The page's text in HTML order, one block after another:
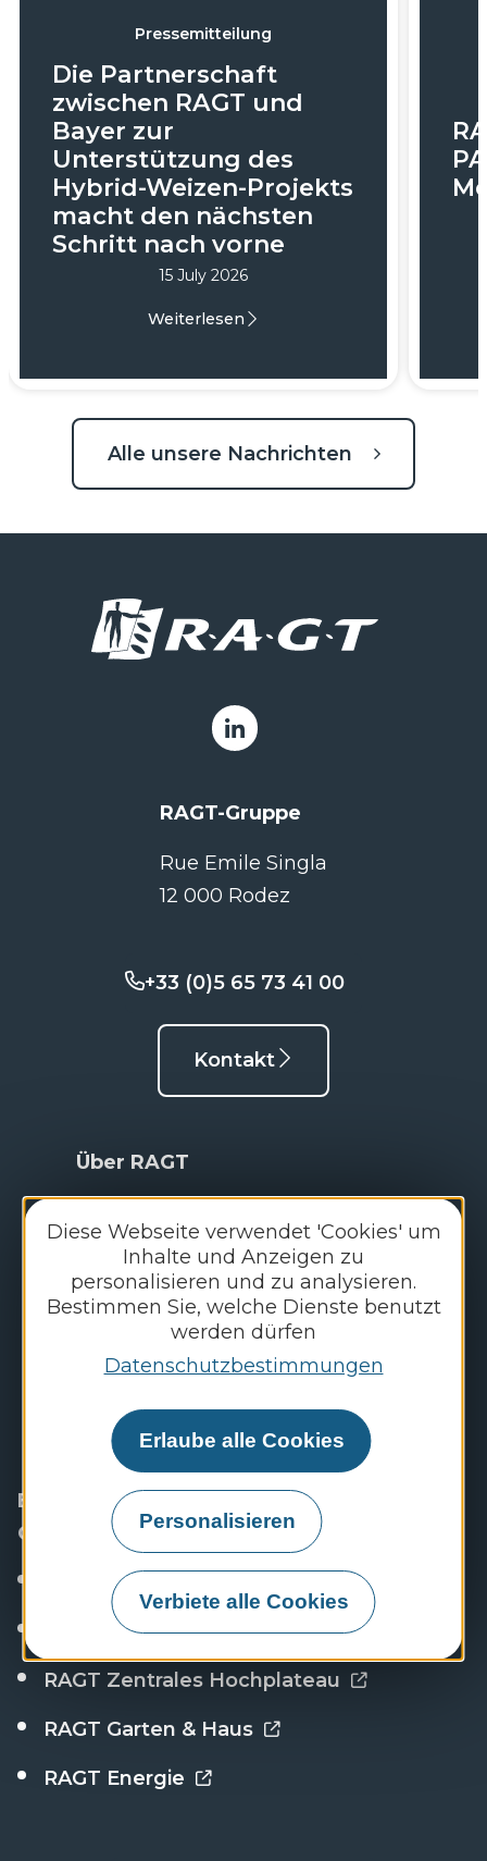
Diese Webseite verwendet 'Cookies' um
Inhalte und Anzeigen zu
personalisieren und zu analysieren.
Bestimmen Sie, welche Dienste benutzt
werden dürfen
Datenschutzbestimmungen
Erlaube alle Cookies
Personalisieren
Verbiete alle Cookies
Pressemitteilung
Die Partnerschaft
zwischen RAGT und
Bayer zur
Unterstützung des
Hybrid-Weizen-Projekts
macht den nächsten
Schritt nach vorne
15 July 2026
Weiterlesen
Alle unsere Nachrichten
RAGT-Gruppe
Rue Emile Singla
12 000 Rodez
+33 (0)5 65 73 41 00
Kontakt
Über RAGT
Unser Ziel
Arbeiten bei RAGT
Nachrichten der RAGT-Gruppe
FAQ : häufig gestellte Fragen
Entdecken Sie die Websites der RAGT-
Gruppe
Stellenportal
RAGT Niederlassungen
RAGT Zentrales Hochplateau
RAGT Garten & Haus
RAGT Energie